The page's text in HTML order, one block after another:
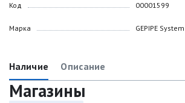
Код
Марка
00001599
GEPIPE System
Наличие Описание
Магазины